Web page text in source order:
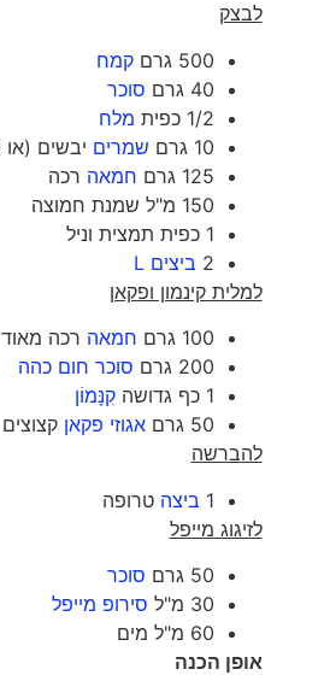
לבצק
500 גרם
קמח
40 גרם
סוכר
1/2 כפית
מלח
10 גרם
שמרים יבשים (או 30 גרם
125 גרם
חמאה רכה
150 מ"ל שמנת חמוצה
1 כפית תמצית וניל
2 ביצים L
למלית קינמון ופקאן
100 גרם
חמאה רכה מאוד
200 גרם
סוכר חום כהה
1 כף גדושה
קִנָּמוֹן
50 גרם
אגוזי פקאן קצוצים
להברשה
1 ביצה טרופה
לזיגוג מייפל
50 גרם
סוכר
30 מ"ל
סירופ מייפל
60 מ"ל מים
אופן הכנה